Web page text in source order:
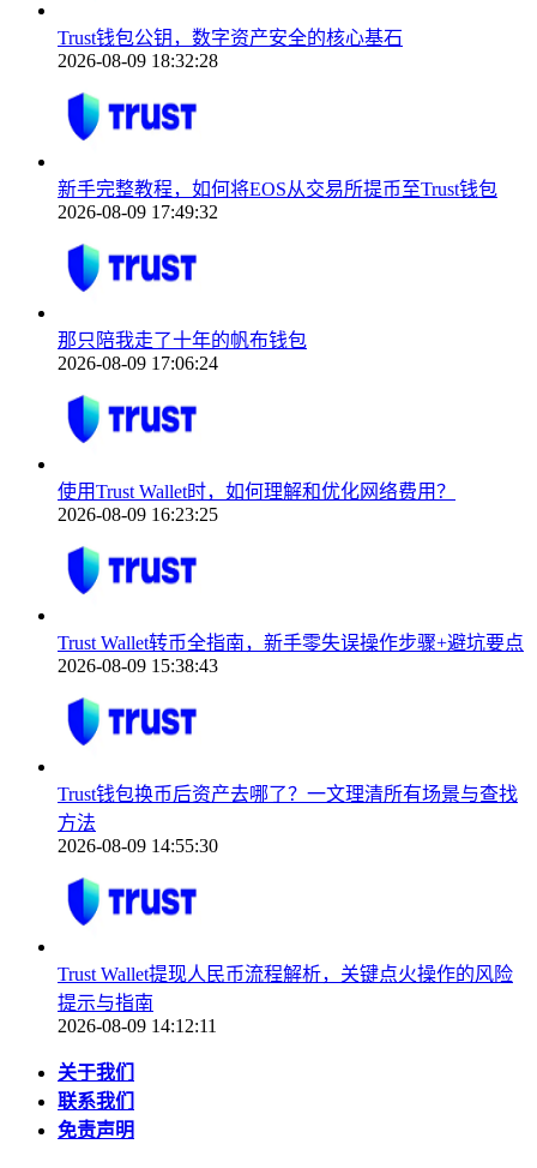
Trust钱包公钥，数字资产安全的核心基石
2026-08-09 18:32:28
新手完整教程，如何将EOS从交易所提币至Trust钱包
2026-08-09 17:49:32
那只陪我走了十年的帆布钱包
2026-08-09 17:06:24
使用Trust Wallet时，如何理解和优化网络费用？
2026-08-09 16:23:25
Trust Wallet转币全指南，新手零失误操作步骤+避坑要点
2026-08-09 15:38:43
Trust钱包换币后资产去哪了？一文理清所有场景与查找
方法
2026-08-09 14:55:30
Trust Wallet提现人民币流程解析，关键点火操作的风险
提示与指南
2026-08-09 14:12:11
关于我们
联系我们
免责声明